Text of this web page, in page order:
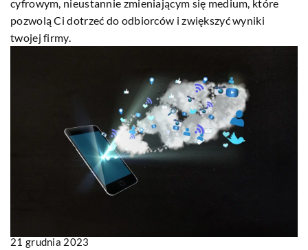
cyfrowym, nieustannie zmieniającym się medium, które
pozwolą Ci dotrzeć do odbiorców i zwiększyć wyniki
twojej firmy.
21 grudnia 2023